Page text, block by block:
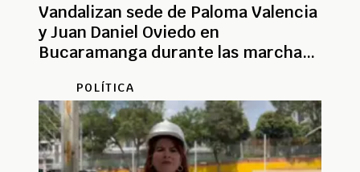
Vandalizan sede de Paloma Valencia
y Juan Daniel Oviedo en
Bucaramanga durante las marchas
POLÍTICA